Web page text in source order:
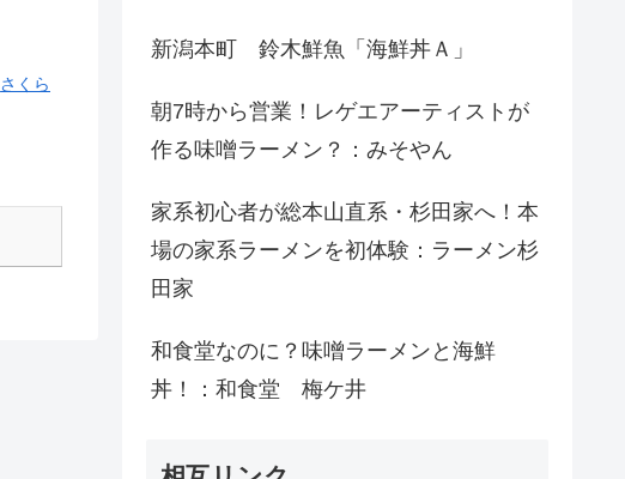
さくら
新潟本町 鈴木鮮魚「海鮮丼Ａ」
朝7時から営業！レゲエアーティストが
作る味噌ラーメン？：みそやん
家系初心者が総本山直系・杉田家へ！本
場の家系ラーメンを初体験：ラーメン杉
田家
和食堂なのに？味噌ラーメンと海鮮
丼！：和食堂 梅ケ井